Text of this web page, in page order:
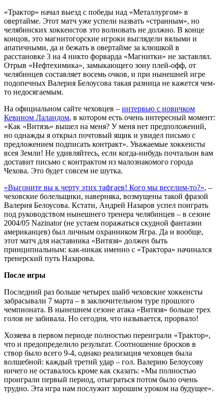
«Трактор» начал выезд с победы над «Металлургом» в
овертайме. Этот матч уже успели назвать «странным», но
челябинских хоккеистов это волновать не должно. В конце
концов, это магнитогорские игроки выглядели вялыми и
апатичными, да и бежать в овертайме за клюшкой в
расстановке 3 на 4 никто форварда «Магнитки» не заставлял.
Отрыв «Нефтехимика», замыкающего зону плей-офф, от
челябинцев составляет восемь очков, и при нынешней игре
подопечных Валерия Белоусова такая разница не кажется чем-
то недосягаемым.
На официальном сайте чеховцев – интервью с новичком
Кевином Лаландом, в котором есть очень интересный момент:
«Как «Витязь» вышел на меня? У меня нет предположений,
но однажды я открыл почтовый ящик и увидел письмо с
предложением подписать контракт». Уважаемые хоккеисты
всея Земли! Не удивляйтесь, если когда-нибудь почтальон вам
доставит письмо с контрактом из малознакомого города
Чехова. Это будет совсем не шутка.
«Выгоните вы к черту этих тафгаев! Кого мы веселим-то?», –
чеховские болельщики, наверняка, возмущены такой фразой
Валерия Белоусова. Кстати, Андрей Назаров успел поиграть
под руководством нынешнего тренера челябинцев – в сезоне
2004/05 Nazinator (не устаем поражаться скудной фантазии
американцев) был личным охранником Ягра. Да и вообще,
этот матч для наставника «Витязя» должен быть
принципиальным: как-никак именно с «Трактора» начинался
тренерский путь Назарова.
После игры
Последний раз больше четырех шайб чеховские хоккеисты
забрасывали 7 марта – в заключительном туре прошлого
чемпионата. В нынешнем сезоне атака «Витязя» больше трех
голов не забивала. Но сегодня, что называется, прорвало!
Хозяева в первом периоде полностью переиграли «Трактор»,
что и предопределило результат. Соотношение бросков в
створ было всего 9-4, однако реализация чеховцев была
волшебной: каждый третий удар – гол. Валерию Белоусову
ничего не оставалось кроме как сказать: «Мы полностью
проиграли первый период, отыграться потом было очень
трудно. Эта игра нам послужит хорошим уроком на будущее».